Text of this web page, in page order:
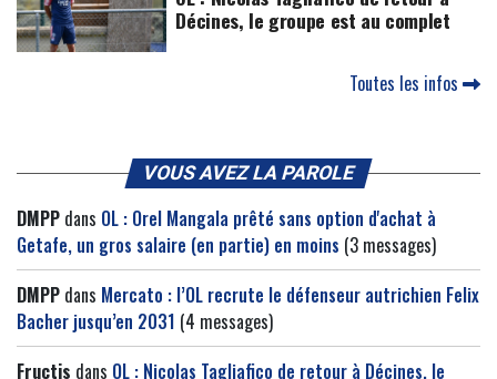
Décines, le groupe est au complet
Toutes les infos
VOUS AVEZ LA PAROLE
DMPP dans OL : Orel Mangala prêté sans option d'achat à
Getafe, un gros salaire (en partie) en moins (3 messages)
DMPP dans Mercato : l’OL recrute le défenseur autrichien Felix
Bacher jusqu’en 2031 (4 messages)
Fructis dans OL : Nicolas Tagliafico de retour à Décines, le